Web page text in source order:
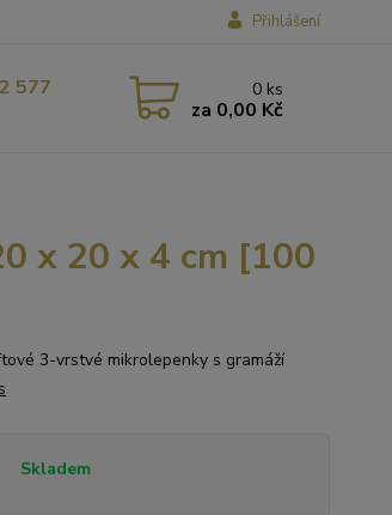
Přihlášení
577 0 ks
za 0,00 Kč
x 20 x 4 cm [100
3-vrstvé mikrolepenky s gramáží
Skladem